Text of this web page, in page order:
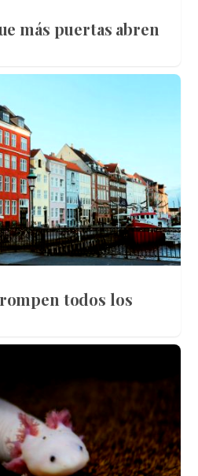
más puertas abren
todos los